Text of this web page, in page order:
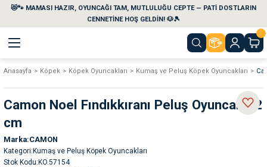
😻🐾 MAMASI HAZIR, OYUNCAĞI TAM, MUTLULUĞU CEPTE — PATİ DOSTLARIN
CENNETİNE HOŞ GELDİN! 🐶🎾
Geri Dön
Geri Dön
Temizlik Ürünleri
Geri Dön
Geri Dön
Geri Dön
Geri Dön
Anasayfa Köpek Köpek Oyuncakları Kumaş ve Peluş Köpek Oyuncakları
Camon Noel Fındıkkıranı Peluş Oyuncak 32
cm
Marka CAMON
Kategori Kumaş ve Peluş Köpek Oyuncakları
Stok Kodu KO.57154